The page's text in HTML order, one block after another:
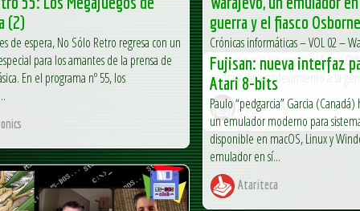
guerra y el fiasco
Crónicas informáticas – VOL 02 –
en tiempos de guerra y el fiasco
podcast de agradecimiento a la
MS-DOS Club
(2)
de espera, No Sólo Retro regresa con un
para los amantes de la prensa de
En el programa nº 55, los
Fujisan: nueva interfaz
Atari 8-bits
Paulo “pedgarcia” Garcia
un emulador moderno para
disponible en macOS, Linux y
emulador en sí...
Atariteca